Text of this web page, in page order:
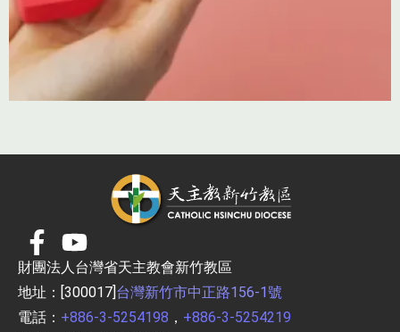
財團法人台灣省天主教會新竹教區
地址：[300017]台灣新竹市中正路156-1號
電話： +886-3-5254198 ， +886-3-5254219